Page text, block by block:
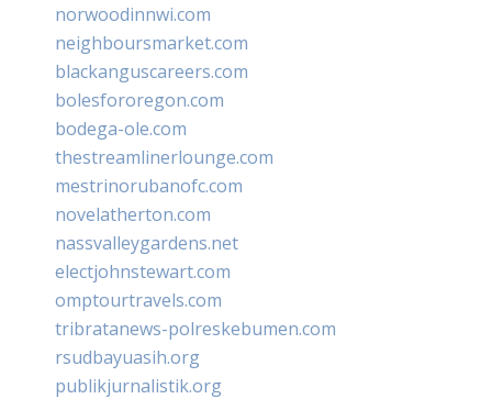
norwoodinnwi.com
neighboursmarket.com
blackanguscareers.com
bolesfororegon.com
bodega-ole.com
thestreamlinerlounge.com
mestrinorubanofc.com
novelatherton.com
nassvalleygardens.net
electjohnstewart.com
omptourtravels.com
tribratanews-polreskebumen.com
rsudbayuasih.org
publikjurnalistik.org